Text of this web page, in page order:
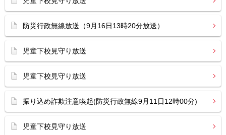
防災行政無線放送（9月16日13時20分放送）
児童下校見守り放送
児童下校見守り放送
振り込め詐欺注意喚起(防災行政無線9月11日12時00分)
児童下校見守り放送